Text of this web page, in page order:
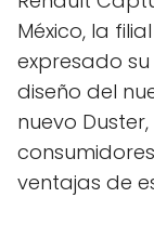
México, la
expresado
diseño del
nuevo
ventajas de